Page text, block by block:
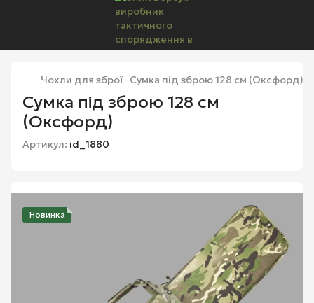
Чохли для зброї Сумка під зброю 128 см (Оксфорд)
Сумка під зброю 128 см
(Оксфорд)
Артикул: id_1880
Новинка